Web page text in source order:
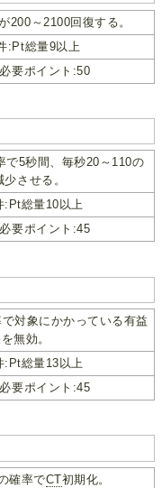
200～2100回復する。
:Pt総量9以上
要ポイント:50
で5秒間、毎秒20～110の
させる。
:Pt総量10以上
要ポイント:45
対象にかかっている有益
無効。
:Pt総量13以上
要ポイント:45
確率でCT初期化。